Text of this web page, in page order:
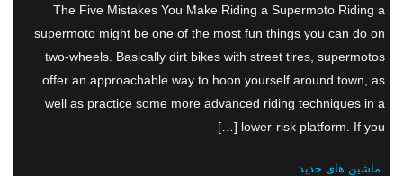
The Five Mistakes You Make Riding a Supermoto Riding a
supermoto might be one of the most fun things you can do on
two-wheels. Basically dirt bikes with street tires, supermotos
offer an approachable way to hoon yourself around town, as
well as practice some more advanced riding techniques in a
lower-risk platform. If you […]
ماشین های جدید